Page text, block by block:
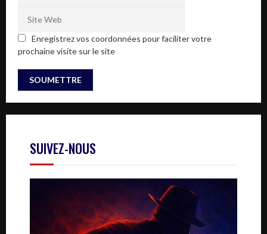
Enregistrez vos coordonnées pour faciliter votre
prochaine visite sur le site
SUIVEZ-NOUS